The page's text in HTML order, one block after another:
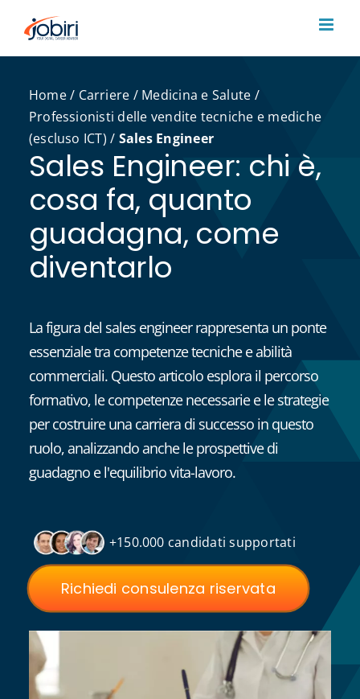
contenuto
Home/ Carriere / Medicina e Salute /
Professionisti delle vendite tecniche e mediche
(escluso ICT) / Sales Engineer
Sales Engineer: chi è,
cosa fa, quanto
guadagna, come
diventarlo
La figura del sales engineer rappresenta un ponte
essenziale tra competenze tecniche e abilità
commerciali. Questo articolo esplora il percorso
formativo, le competenze necessarie e le strategie
per costruire una carriera di successo in questo
ruolo, analizzando anche le prospettive di
guadagno e l'equilibrio vita-lavoro.
+150.000 candidati supportati
Richiedi consulenza riservata